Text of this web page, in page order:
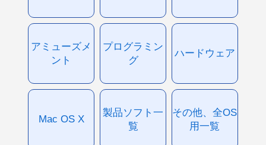
アミューズメ
ント
プログラミン
グ
ハードウェア
Mac OS X
製品ソフト一
覧
その他、全OS
用一覧